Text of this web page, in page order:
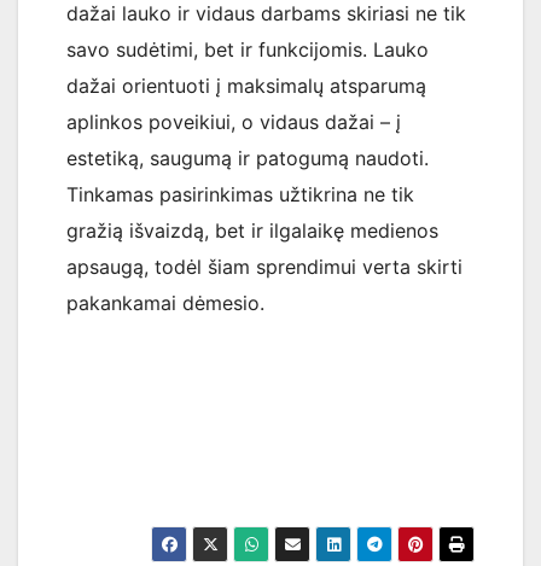
dažai lauko ir vidaus darbams skiriasi ne tik
savo sudėtimi, bet ir funkcijomis. Lauko
dažai orientuoti į maksimalų atsparumą
aplinkos poveikiui, o vidaus dažai – į
estetiką, saugumą ir patogumą naudoti.
Tinkamas pasirinkimas užtikrina ne tik
gražią išvaizdą, bet ir ilgalaikę medienos
apsaugą, todėl šiam sprendimui verta skirti
pakankamai dėmesio.